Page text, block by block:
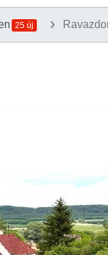
25 új